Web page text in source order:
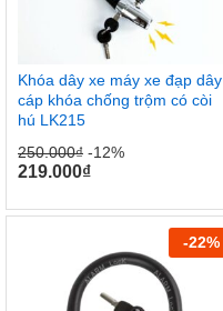
Khóa dây xe máy xe đạp dây
cáp khóa chống trộm có còi
hú LK215
250.000₫ -12%
219.000₫
-22%